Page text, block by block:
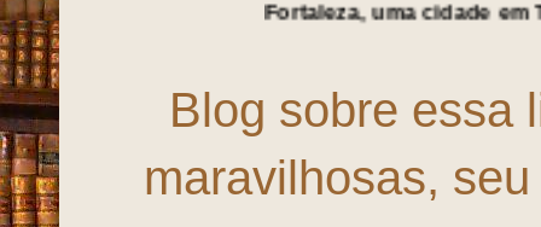
Fortaleza, uma cidade emTrAnSfOrMa ÇãO
Blog sobre essa
maravilhosas,